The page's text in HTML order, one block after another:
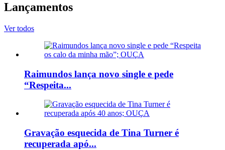
Lançamentos
Ver todos
Raimundos lança novo single e pede
“Respeita...
Gravação esquecida de Tina Turner é
recuperada apó...